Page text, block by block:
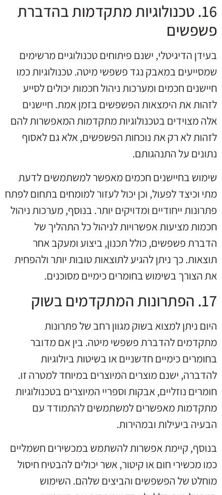
16. טכנולוגיות מתקדמות בהדברת
פשפשים
בעידן הדיגיטלי, ישנם פיתוחים טכנולוגיים מרשימים
שמסייעים במאבק נגד פשפשי מיטה. טכנולוגיות כמו
חיישנים חכמים ומערכות ניהול חכמות יכולים לסייע
לזהות את הימצאות הפשפשים בזמן אמת. חיישנים
אלה מצוידים בטכנולוגיות מתקדמות המאפשרות להם
לזהות לא רק את נוכחות הפשפשים, אלא גם לאסוף
נתונים על התנהגותם.
שימוש בחיישנים חכמים מאפשר למשתמשים לדעת
מתי וכיצד לפעול, וכן יכול לעזור למומחים בתחום לפתח
פתרונות ייחודיים ומדויקים יותר. בנוסף, מערכות ניהול
חכמות מציעות אפשרויות לניהול כל התהליך של
הדברת פשפשים, כולל תכנון, ביצוע ומעקב אחר
תוצאות. כך ניתן להגיע לתוצאות טובות יותר ולהפחית
את הצורך בשימוש בחומרים כימיים מסוכנים.
17. הפתרונות המתקדמים בשוק
היום ניתן למצוא בשוק מגוון רחב של פתרונות
מתקדמים להדברת פשפשי מיטה. בין אם מדובר
בחומרים כימיים חדשניים או בשיטות ביולוגיות
להדברה, ישנם מוצרים המיוצרים במיוחד למטרה זו.
חומרים נוזליים, אבקות וספריי המיוצרים בטכנולוגיות
מתקדמות מאפשרים למשתמשים להתמודד עם
הבעיה ביעילות ובמהירות.
בנוסף, קיימת אפשרות להשתמש במכשירים חשמליים
כמו מכשירי חום או קיטור, אשר יכולים להבטיח חיסול
מוחלט של הפשפשים והביצים שלהם. השימוש